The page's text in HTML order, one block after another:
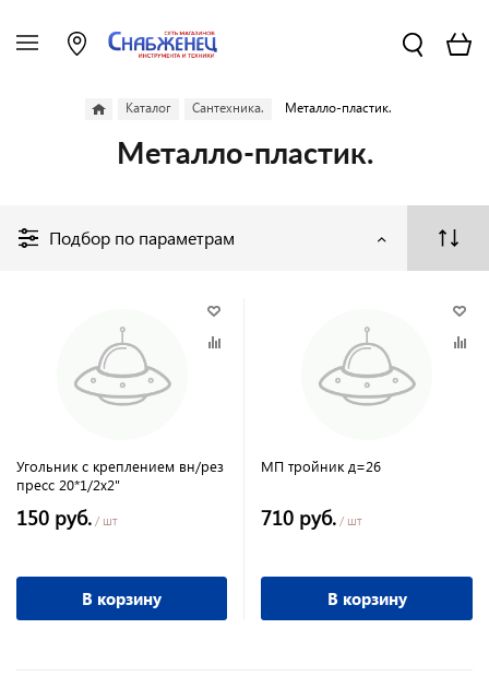
Каталог Сантехника. Металло-пластик.
Металло-пластик.
Подбор по параметрам
Угольник с креплением вн/рез
пресс 20*1/2х2"
150 руб. / шт
В корзину
МП тройник д=26
710 руб. / шт
В корзину